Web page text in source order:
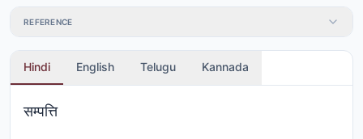
REFERENCE
Hindi English Telugu Kannada
सम्पत्ति